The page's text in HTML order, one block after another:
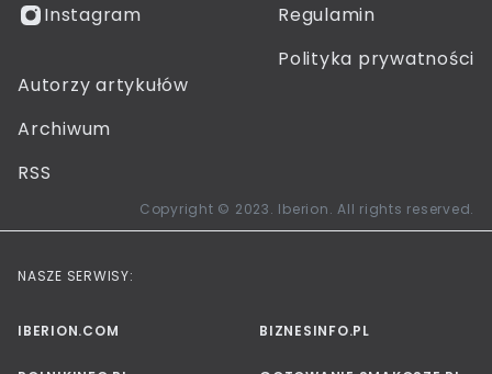
Instagram
Regulamin
Polityka prywatności
Autorzy artykułów
Archiwum
RSS
Copyright © 2023. Iberion. All rights reserved.
NASZE SERWISY:
IBERION.COM BIZNESINFO.PL